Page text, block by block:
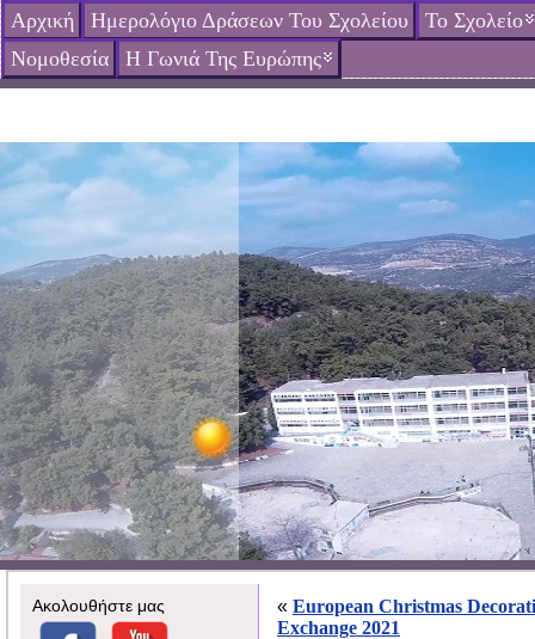
Αρχική Ημερολόγιο Δράσεων Του Σχολείου
Το Σχολείο
Νομοθεσία
Η Γωνιά Της Ευρώπης
Ακολουθήστε μας « European Christmas
Exchange 2021